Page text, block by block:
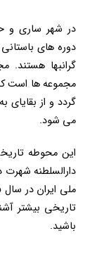
در شهر ساری و
دوره های
گرانبها هستند.
مجموعه ها است
گردد و از
می شود.
این محوطه
دارالسلطنه شهرت
تاریخی بیشتر
باشید.